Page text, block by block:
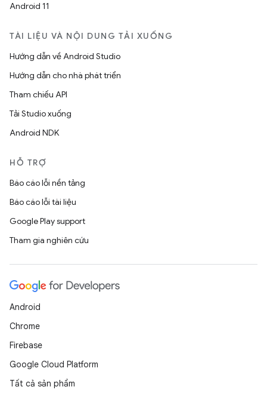
Android 11
TÀI LIỆU VÀ NỘI DUNG TẢI XUỐNG
Hướng dẫn về Android Studio
Hướng dẫn cho nhà phát triển
Tham chiếu API
Tải Studio xuống
Android NDK
HỖ TRỢ
Báo cáo lỗi nền tảng
Báo cáo lỗi tài liệu
Google Play support
Tham gia nghiên cứu
Android
Chrome
Firebase
Google Cloud Platform
Tất cả sản phẩm